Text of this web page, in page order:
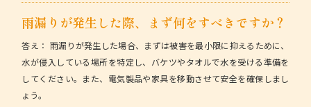
雨漏りが発生した際、まず何をすべきですか？
答え： 雨漏りが発生した場合、まずは被害を最小限に抑えるために、
水が侵入している場所を特定し、バケツやタオルで水を受ける準備を
してください。また、電気製品や家具を移動させて安全を確保しまし
ょう。